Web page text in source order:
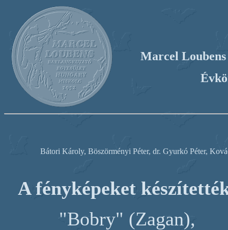
Marcel
Bátori Károly, Böszörményi Péter, dr. Gyurkó Péter,
A fényképeket
"Bobry" (Zagan),